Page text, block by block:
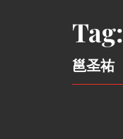
Tag:
邕圣祐